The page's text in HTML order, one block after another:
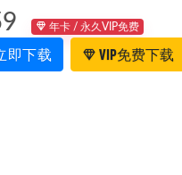
年卡 / 永久VIP免费
即下载 VIP免费下载
2023万猛高三生物视频教程
频教程23年高考二三轮复习
2023刘佳斌高三政治一轮复